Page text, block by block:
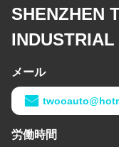
SHENZHEN
INDUSTRIAL
メール
労働時間